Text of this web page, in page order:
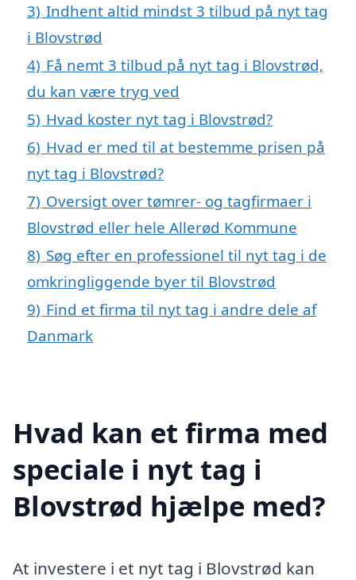
3) Indhent altid mindst 3 tilbud på nyt tag
i Blovstrød
4) Få nemt 3 tilbud på nyt tag i Blovstrød,
du kan være tryg ved
5) Hvad koster nyt tag i Blovstrød?
6) Hvad er med til at bestemme prisen på
nyt tag i Blovstrød?
7) Oversigt over tømrer- og tagfirmaer i
Blovstrød eller hele Allerød Kommune
8) Søg efter en professionel til nyt tag i de
omkringliggende byer til Blovstrød
9) Find et firma til nyt tag i andre dele af
Danmark
Hvad kan et firma med
speciale i nyt tag i
Blovstrød hjælpe med?
At investere i et nyt tag i Blovstrød kan